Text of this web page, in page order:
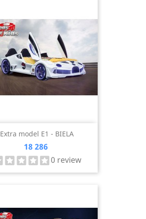
Extra model E1 - BIELA
Cena
18 286
0 review